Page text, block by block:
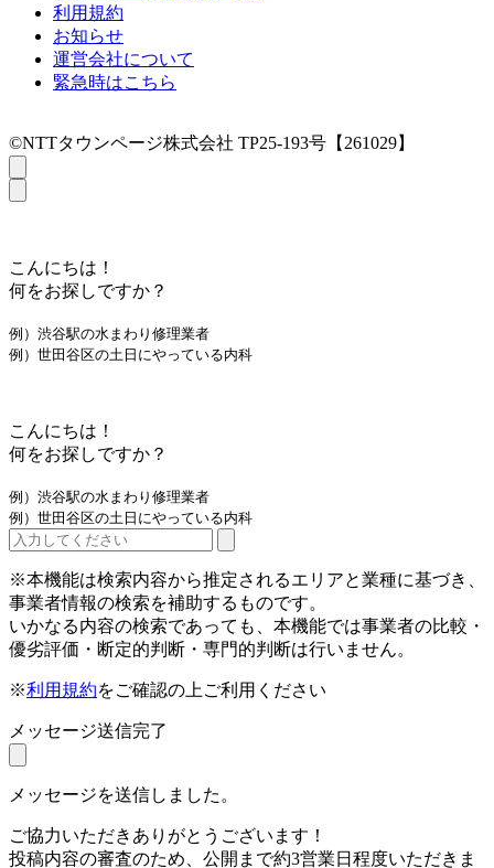
利用規約
お知らせ
運営会社について
緊急時はこちら
©NTTタウンページ株式会社 TP25-193号【261029】
こんにちは！
何をお探しですか？
例）渋谷駅の水まわり修理業者
例）世田谷区の土日にやっている内科
こんにちは！
何をお探しですか？
例）渋谷駅の水まわり修理業者
例）世田谷区の土日にやっている内科
※本機能は検索内容から推定されるエリアと業種に基づき、
事業者情報の検索を補助するものです。
いかなる内容の検索であっても、本機能では事業者の比較・
優劣評価・断定的判断・専門的判断は行いません。
※利用規約をご確認の上ご利用ください
メッセージ送信完了
メッセージを送信しました。
ご協力いただきありがとうございます！
投稿内容の審査のため、公開まで約3営業日程度いただきま